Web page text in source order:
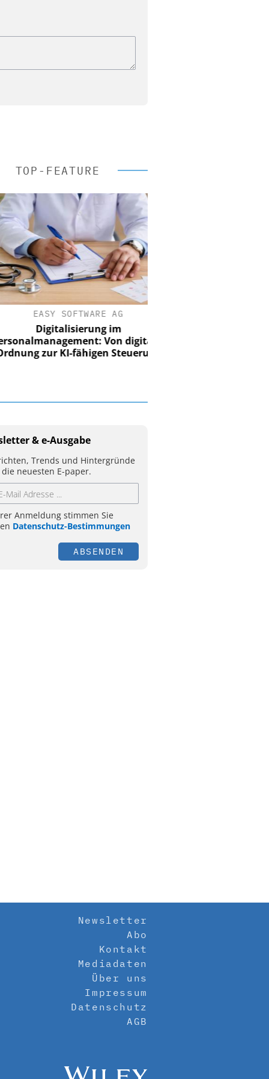
TOP-FEATURE
EASY SOFTWARE AG
Digitalisierung im
Von digitaler
zur KI-fähigen Steuerung
& e-Ausgabe
Trends und Hintergründe
neuesten E-paper.
Anmeldung stimmen Sie
Datenschutz-Bestimmungen
ABSENDEN
Newsletter
Abo
Kontakt
Mediadaten
Über uns
Impressum
Datenschutz
AGB